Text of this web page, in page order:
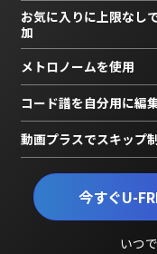
今すぐU-
いつ
お気に入りに上限なし
加
メトロノームを使用
コード譜を自分用に編
動画プラスでスキップ